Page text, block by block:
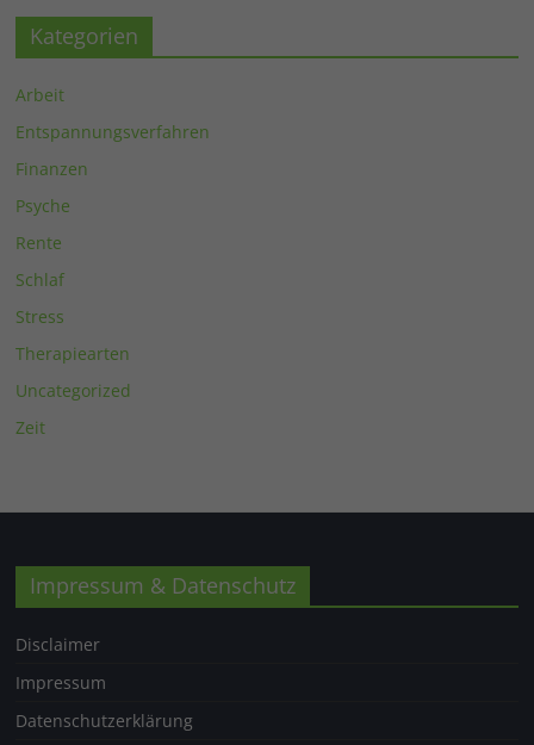
Kategorien
Arbeit
Entspannungsverfahren
Finanzen
Psyche
Rente
Schlaf
Stress
Therapiearten
Uncategorized
Zeit
Impressum & Datenschutz
Disclaimer
Impressum
Datenschutzerklärung